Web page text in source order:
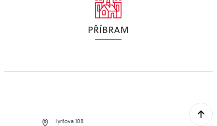
Tyršova 108